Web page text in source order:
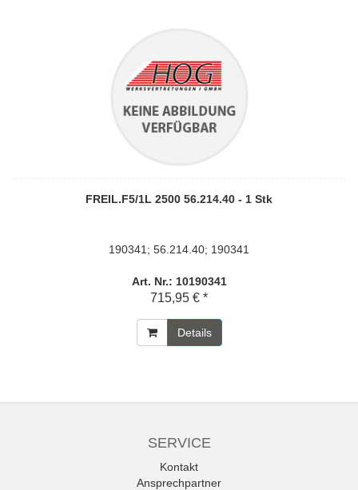
FREIL.F5/1L 2500 56.214.40 - 1 Stk
190341; 56.214.40; 190341
Art. Nr.: 10190341
715,95 € *
Details
SERVICE
Kontakt
Ansprechpartner